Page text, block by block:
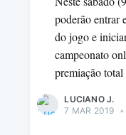
poderão entrar
do jogo e
campeonato
premiação total
LUCIANO J.
7 MAR 2019 •